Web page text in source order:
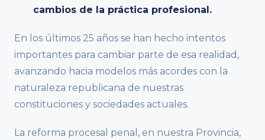
cambios de la práctica profesional.
En los últimos 25 años se han hecho intentos
importantes para cambiar parte de esa realidad,
avanzando hacia modelos más acordes con la
naturaleza republicana de nuestras
constituciones y sociedades actuales.
La reforma procesal penal, en nuestra Provincia,